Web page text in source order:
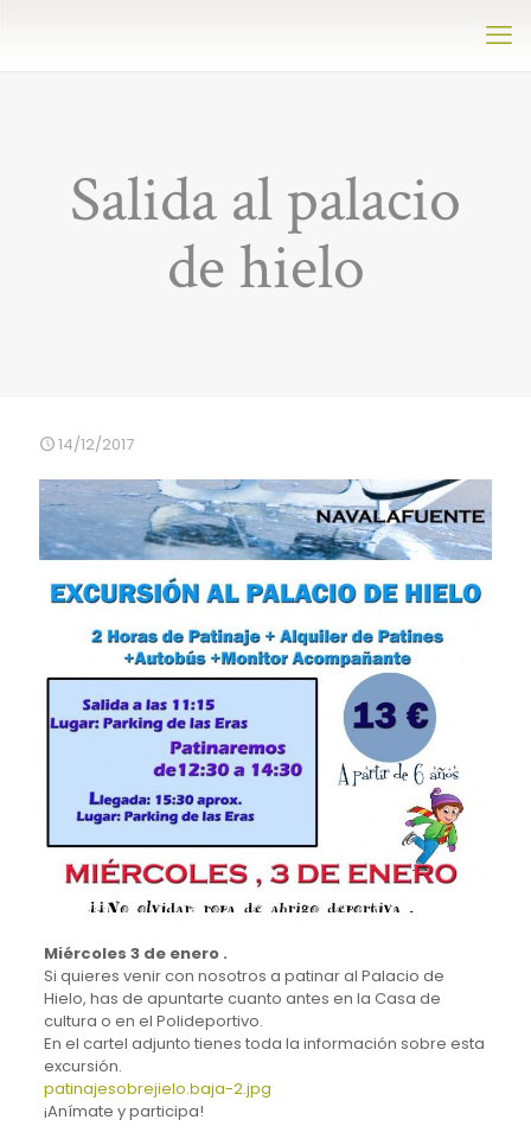
Salida al palacio
de hielo
14/12/2017
Miércoles 3 de enero .
Si quieres venir con nosotros a patinar al Palacio de
Hielo, has de apuntarte cuanto antes en la Casa de
cultura o en el Polideportivo.
En el cartel adjunto tienes toda la información sobre esta
excursión.
patinajesobrejielo.baja-2.jpg
¡Anímate y participa!